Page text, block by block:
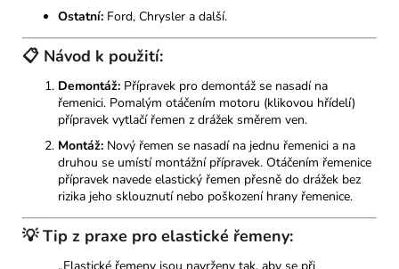
Ostatní: Ford, Chrysler a další.
📋 Návod k použití:
Demontáž: Přípravek pro demontáž se nasadí na
řemenici. Pomalým otáčením motoru (klikovou hřídelí)
přípravek vytlačí řemen z drážek směrem ven.
Montáž: Nový řemen se nasadí na jednu řemenici a na
druhou se umístí montážní přípravek. Otáčením řemenice
přípravek navede elastický řemen přesně do drážek bez
rizika jeho sklouznutí nebo poškození hrany řemenice.
💡 Tip z praxe pro elastické řemeny:
„Elastické řemeny jsou navrženy tak, aby se při